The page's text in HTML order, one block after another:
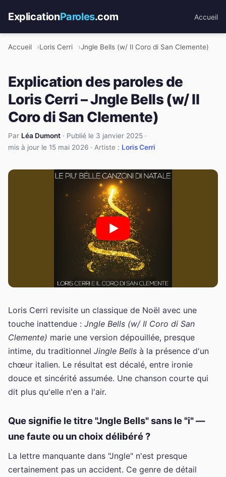
ExplicationParoles.com Accueil
Accueil Loris Cerri Jngle Bells (w/ Il Coro di San Clemente)
Explication des paroles de
Loris Cerri – Jngle Bells (w/ Il
Coro di San Clemente)
Par Léa Dumont · Publié le 3 janvier 2025 ·
mis à jour le 15 mai 2026 · Artiste : Loris Cerri
Loris Cerri revisite un classique de Noël avec une
touche inattendue : Jngle Bells (w/ Il Coro di San
Clemente) marie une version dépouillée, presque
intime, du traditionnel Jingle Bells à la présence d'un
chœur italien. Le résultat est décalé, entre ironie
douce et sincérité assumée. Une chanson courte qui
dit plus qu'elle n'en a l'air.
Que signifie le titre "Jngle Bells" sans le "i" —
une faute ou un choix délibéré ?
La lettre manquante dans "Jngle" n'est presque
certainement pas un accident. Ce genre de détail